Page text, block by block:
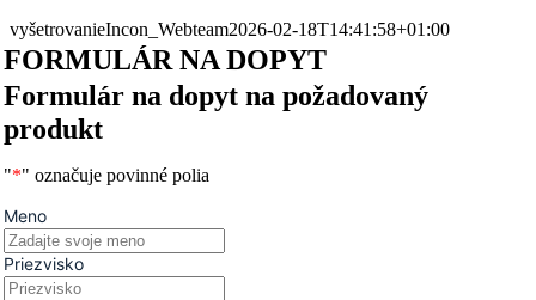
vyšetrovanieIncon_Webteam2026-02-18T14:41:58+01:00
FORMULÁR NA DOPYT
Formulár na dopyt na požadovaný
produkt
"*" označuje povinné polia
Meno
Priezvisko